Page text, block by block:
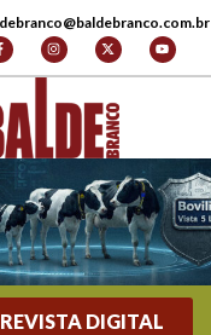
REVISTA DIGITAL